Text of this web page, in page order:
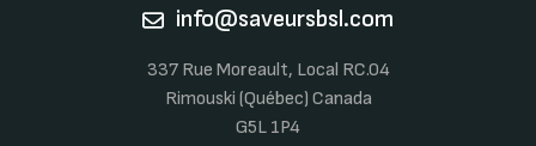
info@saveursbsl.com
337 Rue Moreault, Local RC.04
Rimouski (Québec) Canada
G5L 1P4